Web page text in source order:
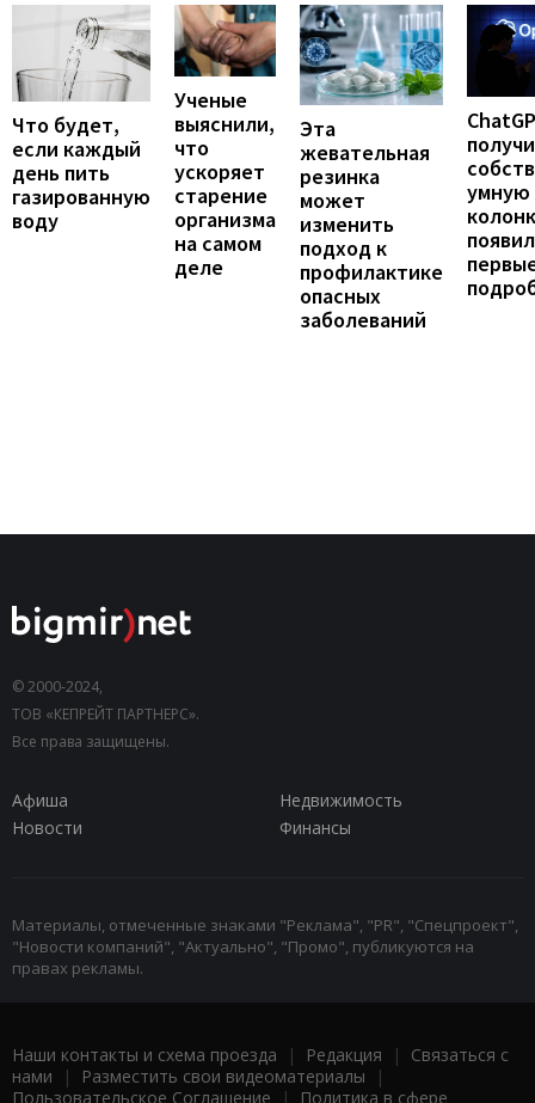
Что будет,
если каждый
день пить
газированную
воду
Ученые
выяснили,
что
ускоряет
старение
организма
на самом
деле
Эта
жевательная
резинка
может
изменить
подход к
профилактике
опасных
заболеваний
умную
© 2000-2024,
ТОВ «КЕПРЕЙТ ПАРТНЕРС».
Все права защищены.
Афиша
Недвижимость
Новости
Финансы
Материалы, отмеченные знаками "Реклама", "PR", "Спецпроект",
"Новости компаний", "Актуально", "Промо", публикуются на
правах рекламы.
Наши контакты и схема проезда | Редакция | Связаться с
нами | Разместить свои видеоматериалы |
Пользовательское Соглашение | Политика в сфере